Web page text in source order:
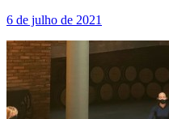
6 de julho de 2021